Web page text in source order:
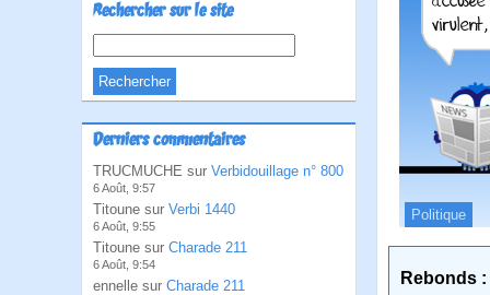
Rechercher sur le site
Derniers commentaires
TRUCMUCHE sur Verbidouillage n° 800
6 Août, 9:57
Titoune sur Verbi 1440
6 Août, 9:55
Titoune sur Charade 211
6 Août, 9:54
ennelle sur Charade 211
Politique
Rebonds :